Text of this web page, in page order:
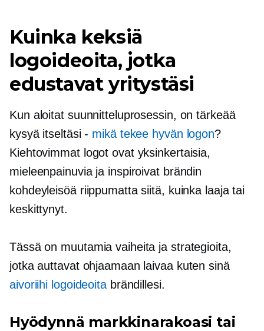
Kuinka keksiä
logoideoita, jotka
edustavat yritystäsi
Kun aloitat suunnitteluprosessin, on tärkeää
kysyä itseltäsi - mikä tekee hyvän logon?
Kiehtovimmat logot ovat yksinkertaisia,
mieleenpainuvia ja inspiroivat brändin
kohdeyleisöä riippumatta siitä, kuinka laaja tai
keskittynyt.
Tässä on muutamia vaiheita ja strategioita,
jotka auttavat ohjaamaan laivaa kuten sinä
aivoriihi logoideoitabrändillesi.
Hyödynnä markkinarakoasi tai